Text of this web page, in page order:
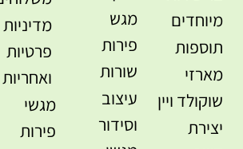
מיוחדים
תוספות
מארזי
שוקולד ויין
יצירת
מגש
פירות
שורות
עיצוב
וסידור
מדיניות
פרטיות
ואחריות
מגשי
פירות